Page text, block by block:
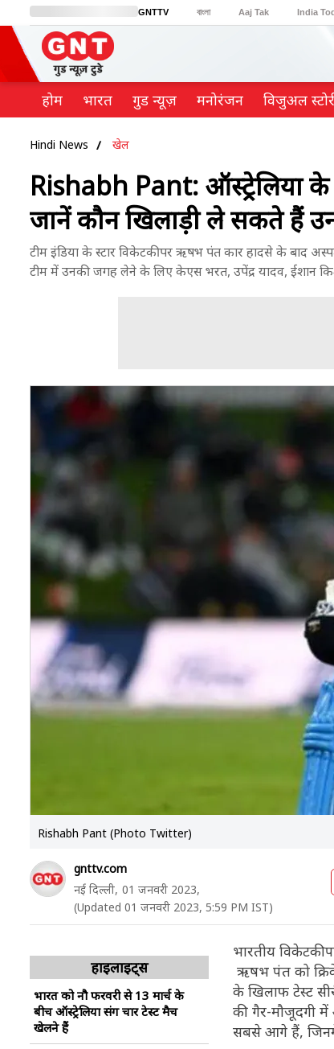
GNTTV বাংলা Aaj Tak India
BT Bazaar Cosmopolitan
होम भारत गुड न्यूज़ मनोरंजन विजुअल
Hindi News खेल
Rishabh Pant: ऑस्ट्रेलिया
जानें कौन खिलाड़ी ले सकते हैं
टीम इंडिया के स्टार विकेटकीपर ऋषभ पंत कार हादसे के बाद
टीम में उनकी जगह लेने के लिए केएस भरत, उपेंद्र यादव, ईशान
Rishabh Pant (Photo Twitter)
gnttv.com
नई दिल्ली, 01 जनवरी 2023,
(Updated 01 जनवरी 2023, 5:59 PM IST)
हाइलाइट्स
भारत को नौ फरवरी से 13 मार्च के
बीच ऑस्ट्रेलिया संग चार टेस्ट मैच
खेलने हैं
भारतीय
ऋषभ पंत को
के खिलाफ टेस्ट
की गैर-मौजूदगी
सबसे आगे हैं,